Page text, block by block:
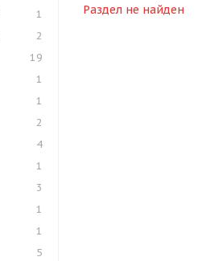
Раздел не найден
1
2
19
1
1
2
4
1
3
1
1
5